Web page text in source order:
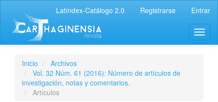
Latíndex-Catálogo 2.0 Registrarse Entrar
Inicio
Archivos
Vol. 32 Núm. 61 (2016): Número de artículos de
investigación, notas y comentarios.
Artículos